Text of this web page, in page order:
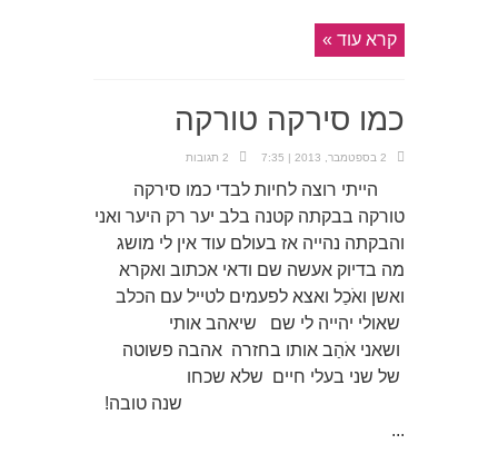
קרא עוד »
כמו סירקה טורקה
2 בספטמבר, 2013 | 7:35 2 תגובות
הייתי רוצה לחיות לבדי כמו סירקה
טורקה בבקתה קטנה בלב יער רק היער ואני
והבקתה נהייה אז בעולם עוד אין לי מושג
מה בדיוק אעשה שם ודאי אכתוב ואקרא
ואשן ואֹכַל ואצא לפעמים לטייל עם הכלב
שאולי יהייה לי שם שיאהב אותי
ושאני אֹהַב אותו בחזרה אהבה פשוטה
של שני בעלי חיים שלא שכחו
שנה טובה!
...